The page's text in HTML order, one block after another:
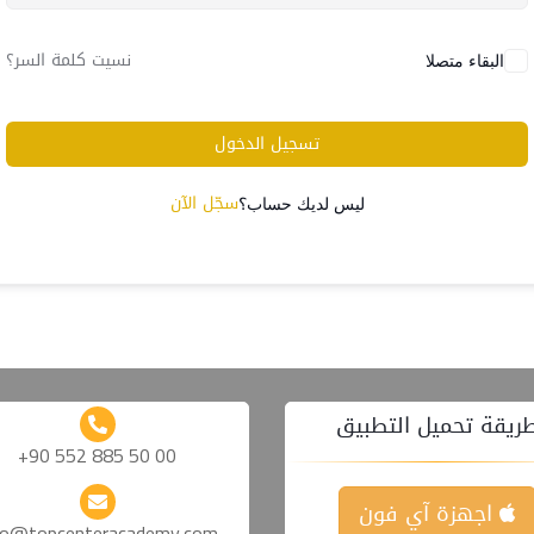
البقاء متصلا نسيت كلمة السر؟
تسجيل الدخول
ليس لديك حساب؟سجّل الآن
تحميل التطبيق
اجهزة آي فون
+90 552 885 50 00